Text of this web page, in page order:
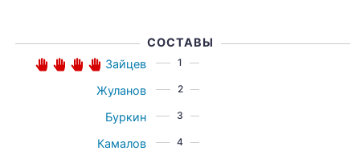
СОСТАВЫ
Зайцев
1
Жуланов 2
Буркин 3
Камалов 4